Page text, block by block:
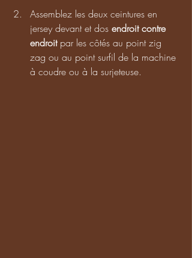
Assemblez les deux ceintures en
jersey devant et dos endroit contre
endroit par les côtés au point zig
zag ou au point surfil de la machine
à coudre ou à la surjeteuse.